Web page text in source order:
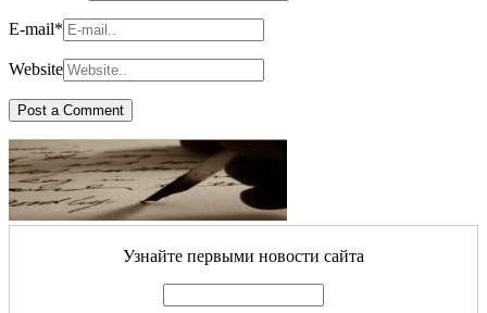
E-mail*
Website
Узнайте первыми новости сайта